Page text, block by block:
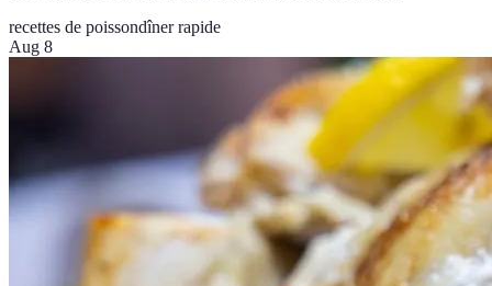
recettes de poissondîner rapide
Aug 8